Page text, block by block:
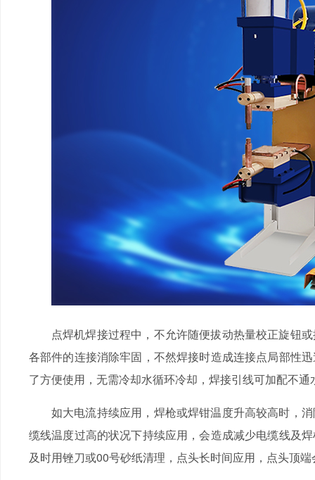
点焊机焊接过程中，不允许随便拔动热量校正旋钮
各部件的连接消除牢固，不然焊接时造成连接点局部性迅
了方便使用，无需冷却水循环冷却，焊接引线可加配不
如大电流持续应用，焊枪或焊钳温度升高较高时，
缆线温度过高的状况下持续应用，会造成减少电缆线及焊
及时用锉刀或00号砂纸清理，点头长时间应用，点头顶端